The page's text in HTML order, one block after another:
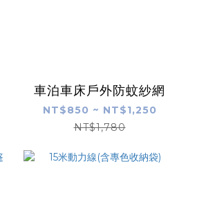
車泊車床戶外防蚊紗網
NT$850 ~ NT$1,250
NT$1,780